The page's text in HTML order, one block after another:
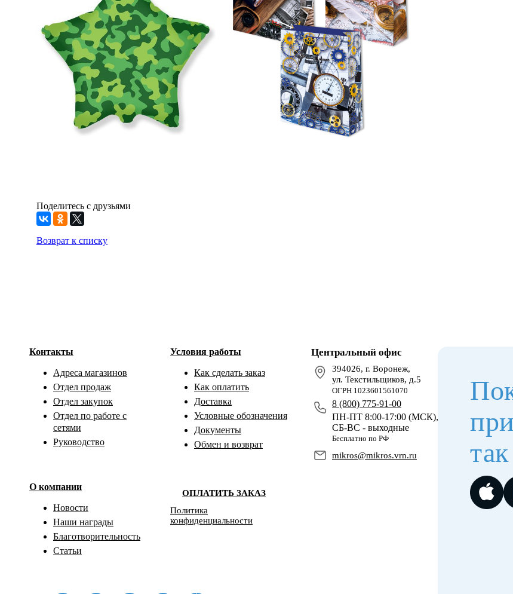
Поделитесь с друзьями
Возврат к списку
Центральный офис
394026, г. Воронеж,
ул. Текстильщиков, д.5
ОГРН 1023601561070
8 (800) 775-91-00
ПН-ПТ 8:00-17:00 (МСК),
СБ-ВС - выходные
Бесплатно по РФ
mikros@mikros.vrn.ru
Контакты
Адреса магазинов
Отдел продаж
Отдел закупок
Отдел по работе с
сетями
Руководство
О компании
Новости
Наши награды
Благотворительность
Статьи
Условия работы
Как сделать заказ
Как оплатить
Доставка
Условные обозначения
Документы
Обмен и возврат
ОПЛАТИТЬ ЗАКАЗ
Политика
конфиденциальности